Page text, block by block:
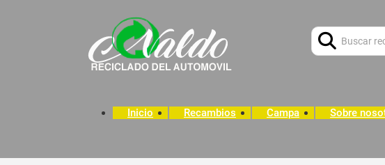
Inicio Recambios Campa Sobre